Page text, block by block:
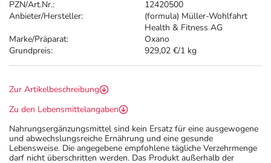
PZN/Art.Nr.:
12420500
Anbieter/Hersteller:
(formula) Müller-Wohlfahrt
Health & Fitness AG
Marke/Präparat:
Oxano
Grundpreis:
929,02 €/1 kg
Zur Artikelbeschreibung
Zu den Lebensmittelangaben
Nahrungsergänzungsmittel sind kein Ersatz für eine ausgewogene
und abwechslungsreiche Ernährung und eine gesunde
Lebensweise. Die angegebene empfohlene tägliche Verzehrmenge
darf nicht überschritten werden. Das Produkt außerhalb der